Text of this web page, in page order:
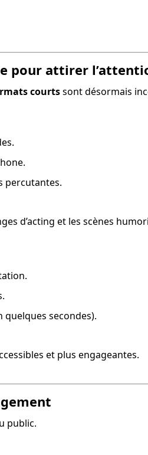
pour attirer
courts sont désormais
percutantes.
d’acting et les scènes
quelques secondes).
et plus engageantes.
public.